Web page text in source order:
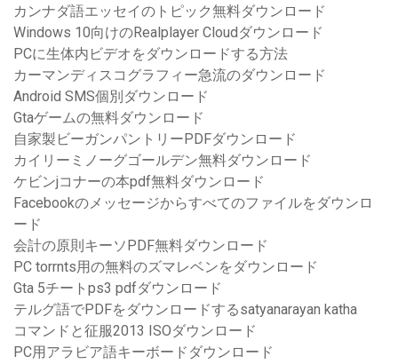
カンナダ語エッセイのトピック無料ダウンロード
Windows 10向けのRealplayer Cloudダウンロード
PCに生体内ビデオをダウンロードする方法
カーマンディスコグラフィー急流のダウンロード
Android SMS個別ダウンロード
Gtaゲームの無料ダウンロード
自家製ビーガンパントリーPDFダウンロード
カイリーミノーグゴールデン無料ダウンロード
ケビンjコナーの本pdf無料ダウンロード
Facebookのメッセージからすべてのファイルをダウンロ
ード
会計の原則キーソPDF無料ダウンロード
PC torrnts用の無料のズマレベンをダウンロード
Gta 5チートps3 pdfダウンロード
テルグ語でPDFをダウンロードするsatyanarayan katha
コマンドと征服2013 ISOダウンロード
PC用アラビア語キーボードダウンロード